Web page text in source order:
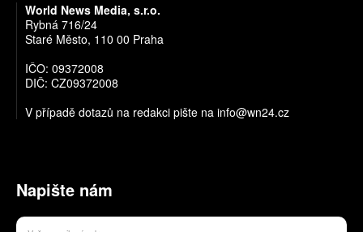
World News Media, s.r.o.
Rybná 716/24
Staré Město, 110 00 Praha
IČO: 09372008
DIČ: CZ09372008
V případě dotazů na redakci pište na info@wn24.cz
Napište nám